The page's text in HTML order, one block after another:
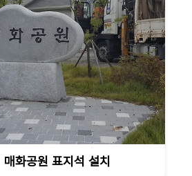
매화공원 표지석 설치